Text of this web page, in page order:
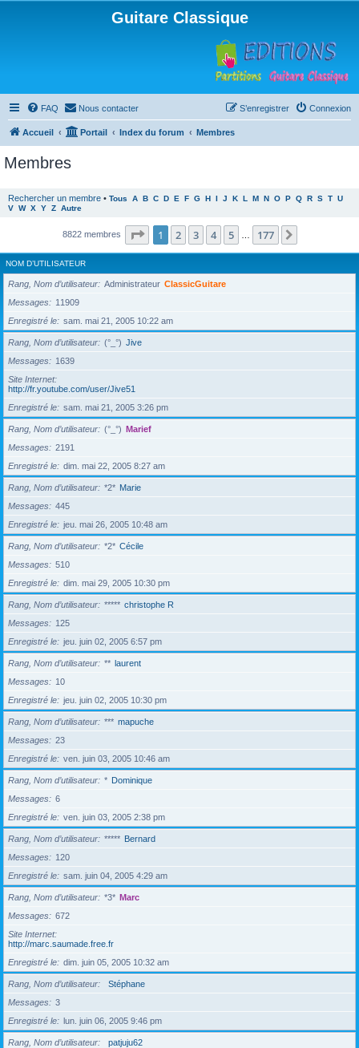
Guitare Classique
FAQ Nous contacter Connexion
S’enregistrer
Accueil Portail Index du forum Membres
Membres
Rechercher un membre • Tous A B C D E F G H I J K L M N O P Q R S T U
V W X Y Z Autre
8822 membres Page 1sur177
1 2 3 4 5 177
NOM D’UTILISATEUR
Rang, Nom d’utilisateur Administrateur ClassicGuitare
Messages
11909
Enregistré le
sam. mai 21, 2005 10:22 am
Rang, Nom d’utilisateur (°_°) Jive
Messages
1639
Site Internet
http://fr.youtube.com/user/Jive51
Enregistré le
sam. mai 21, 2005 3:26 pm
Rang, Nom d’utilisateur (°_°) Marief
Messages
2191
Enregistré le
dim. mai 22, 2005 8:27 am
Rang, Nom d’utilisateur *2* Marie
Messages
445
Enregistré le
jeu. mai 26, 2005 10:48 am
Rang, Nom d’utilisateur *2* Cécile
Messages
510
Enregistré le
dim. mai 29, 2005 10:30 pm
Rang, Nom d’utilisateur ***** christophe R
Messages
125
Enregistré le
jeu. juin 02, 2005 6:57 pm
Rang, Nom d’utilisateur ** laurent
Messages
10
Enregistré le
jeu. juin 02, 2005 10:30 pm
Rang, Nom d’utilisateur *** mapuche
Messages
23
Enregistré le
ven. juin 03, 2005 10:46 am
Rang, Nom d’utilisateur * Dominique
Messages
6
Enregistré le
ven. juin 03, 2005 2:38 pm
Rang, Nom d’utilisateur ***** Bernard
Messages
120
Enregistré le
sam. juin 04, 2005 4:29 am
Rang, Nom d’utilisateur *3* Marc
Messages
672
Site Internet
http://marc.saumade.free.fr
Enregistré le
dim. juin 05, 2005 10:32 am
Rang, Nom d’utilisateur
Stéphane
Messages
3
Enregistré le
lun. juin 06, 2005 9:46 pm
Rang, Nom d’utilisateur
patjuju62